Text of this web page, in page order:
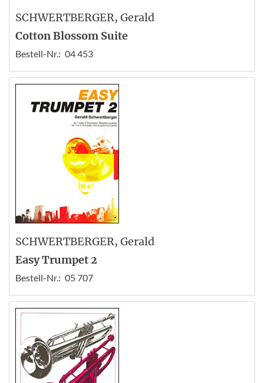
SCHWERTBERGER, Gerald
Cotton Blossom Suite
Bestell-Nr.: 04 453
SCHWERTBERGER, Gerald
Easy Trumpet 2
Bestell-Nr.: 05 707